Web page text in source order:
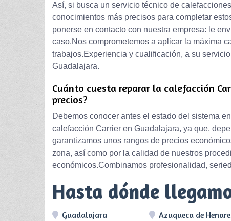
Así, si busca un servicio técnico de
conocimientos más precisos para completar
ponerse en contacto con nuestra empresa: le
caso.Nos comprometemos a aplicar la máxima
trabajos.Experiencia y cualificación, a su
Guadalajara.
Cuánto cuesta reparar la calefacción
precios?
Debemos conocer antes el estado del sistema
calefacción Carrier en Guadalajara, ya que,
garantizamos unos rangos de precios
zona, así como por la calidad de nuestros
económicos.Combinamos profesionalidad,
Hasta dónde
Guadalajara Azuqueca de